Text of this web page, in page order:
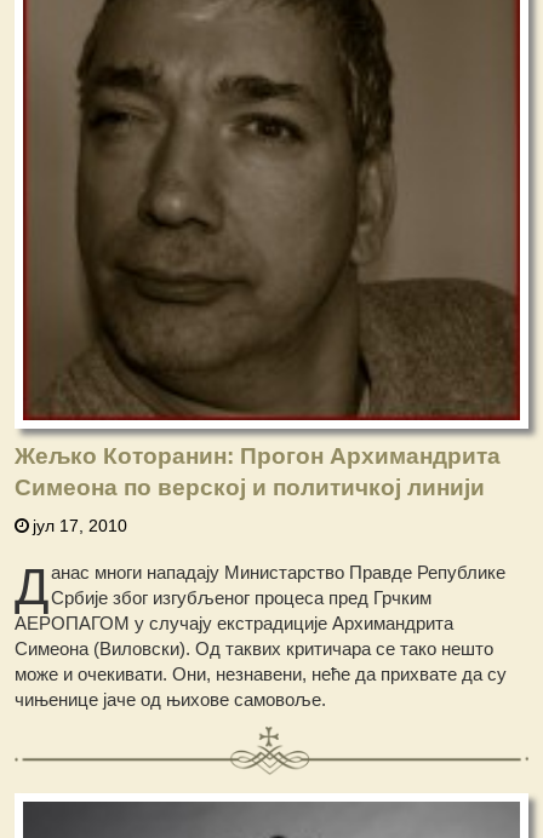
Жељко Которанин: Прогон Архимандрита
Симеона по верској и политичкој линији
јул 17, 2010
Данас многи нападају Министарство Правде Републике
Србије због изгубљеног процеса пред Грчким
АЕРОПАГОМ у случају екстрадиције Архимандрита
Симеона (Виловски). Од таквих критичара се тако нешто
може и очекивати. Они, незнавени, неће да прихвате да су
чињенице јаче од њихове самовоље.